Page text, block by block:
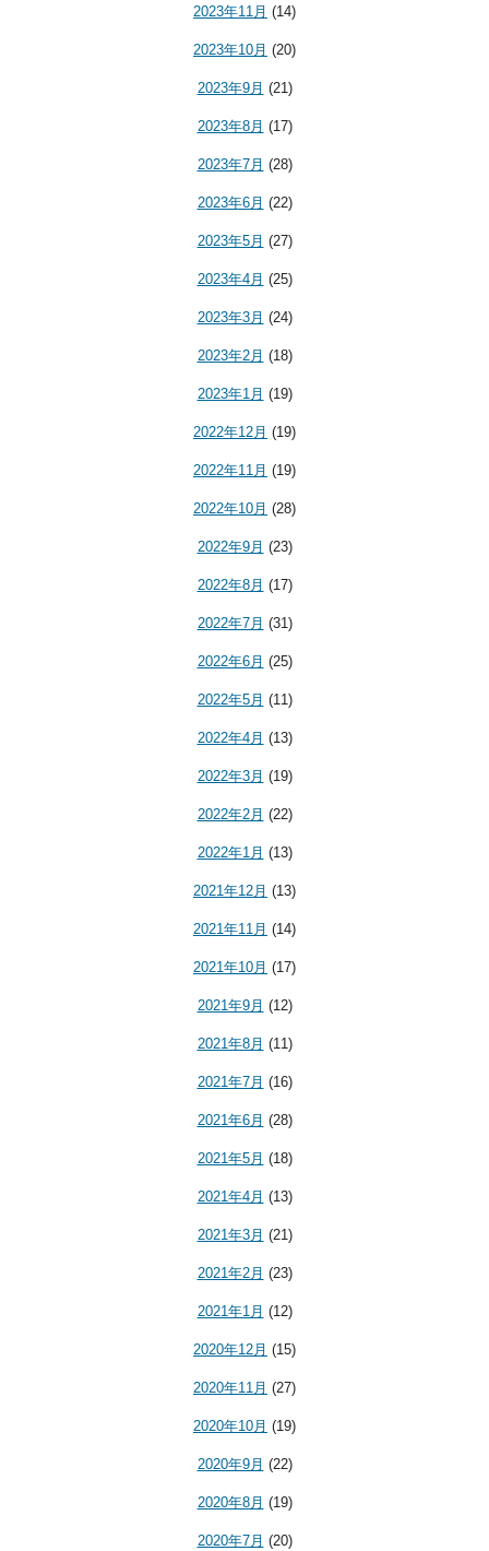
2023年11月 (14)
2023年10月 (20)
2023年9月 (21)
2023年8月 (17)
2023年7月 (28)
2023年6月 (22)
2023年5月 (27)
2023年4月 (25)
2023年3月 (24)
2023年2月 (18)
2023年1月 (19)
2022年12月 (19)
2022年11月 (19)
2022年10月 (28)
2022年9月 (23)
2022年8月 (17)
2022年7月 (31)
2022年6月 (25)
2022年5月 (11)
2022年4月 (13)
2022年3月 (19)
2022年2月 (22)
2022年1月 (13)
2021年12月 (13)
2021年11月 (14)
2021年10月 (17)
2021年9月 (12)
2021年8月 (11)
2021年7月 (16)
2021年6月 (28)
2021年5月 (18)
2021年4月 (13)
2021年3月 (21)
2021年2月 (23)
2021年1月 (12)
2020年12月 (15)
2020年11月 (27)
2020年10月 (19)
2020年9月 (22)
2020年8月 (19)
2020年7月 (20)